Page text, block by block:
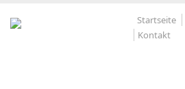
Startseite
Kontakt